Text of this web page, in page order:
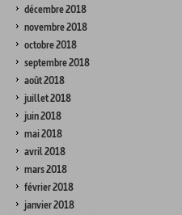
décembre 2018
novembre 2018
octobre 2018
septembre 2018
août 2018
juillet 2018
juin 2018
mai 2018
avril 2018
mars 2018
février 2018
janvier 2018